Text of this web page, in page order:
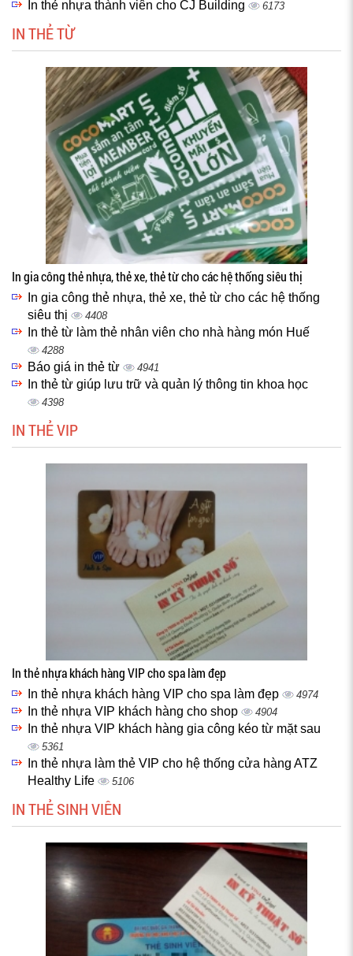
In thẻ nhựa thành viên cho CJ Building 6173
IN THẺ TỪ
In gia công thẻ nhựa, thẻ xe, thẻ từ cho các hệ thống siêu thị
In gia công thẻ nhựa, thẻ xe, thẻ từ cho các hệ thống
siêu thị
4408
In thẻ từ làm thẻ nhân viên cho nhà hàng món Huế
4288
Báo giá in thẻ từ 4941
In thẻ từ giúp lưu trữ và quản lý thông tin khoa học
4398
IN THẺ VIP
In thẻ nhựa khách hàng VIP cho spa làm đẹp
In thẻ nhựa khách hàng VIP cho spa làm đẹp 4974
In thẻ nhựa VIP khách hàng cho shop 4904
In thẻ nhựa VIP khách hàng gia công kéo từ mặt sau
5361
In thẻ nhựa làm thẻ VIP cho hệ thống cửa hàng ATZ
Healthy Life
5106
IN THẺ SINH VIÊN